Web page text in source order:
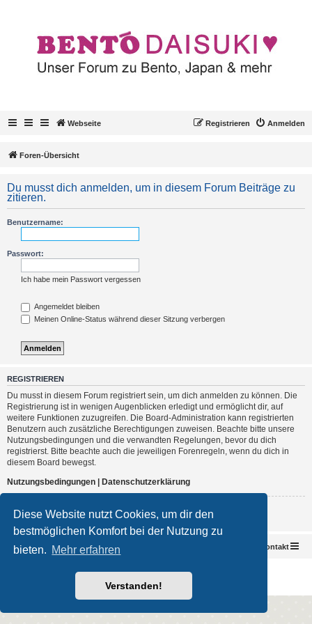
Diese Website nutzt Cookies, um dir den
bestmöglichen Komfort bei der Nutzung zu
bieten. Mehr erfahren
Verstanden!
Webseite Anmelden
Registrieren
Foren-Übersicht
Du musst dich anmelden, um in diesem Forum Beiträge zu
zitieren.
Benutzername:
Passwort:
Ich habe mein Passwort vergessen
Angemeldet bleiben
Meinen Online-Status während dieser Sitzung verbergen
REGISTRIEREN
Du musst in diesem Forum registriert sein, um dich anmelden zu können. Die
Registrierung ist in wenigen Augenblicken erledigt und ermöglicht dir, auf
weitere Funktionen zuzugreifen. Die Board-Administration kann registrierten
Benutzern auch zusätzliche Berechtigungen zuweisen. Beachte bitte unsere
Nutzungsbedingungen und die verwandten Regelungen, bevor du dich
registrierst. Bitte beachte auch die jeweiligen Forenregeln, wenn du dich in
diesem Board bewegst.
Nutzungsbedingungen | Datenschutzerklärung
Registrieren
Foren-Übersicht Kontakt
Powered byphpBB® Forum Software © phpBB Limited
Impressum|Datenschutz|